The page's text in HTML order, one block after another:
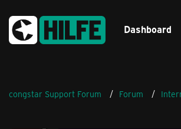
Dashboard
congstar Support Forum Forum